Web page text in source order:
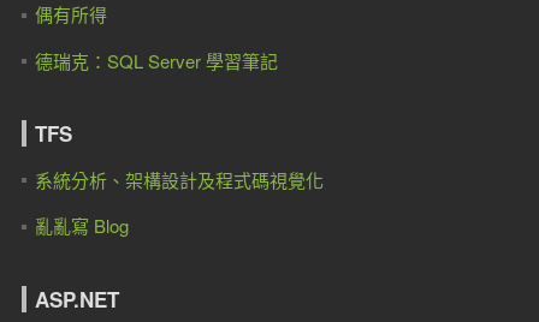
偶有所得
德瑞克：SQL Server 學習筆記
TFS
系統分析、架構設計及程式碼視覺化
亂亂寫 Blog
ASP.NET